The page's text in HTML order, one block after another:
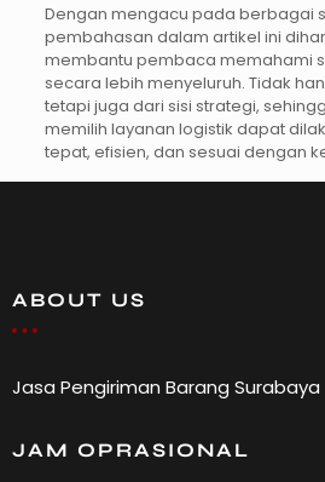
Dengan mengacu pada berbagai
pembahasan dalam artikel ini
membantu pembaca memahami
secara lebih menyeluruh. Tidak
tetapi juga dari sisi strategi,
memilih layanan logistik dapat
tepat, efisien, dan sesuai dengan
ABOUT US
Jasa Pengiriman Barang Surabaya
JAM OPRASIONAL